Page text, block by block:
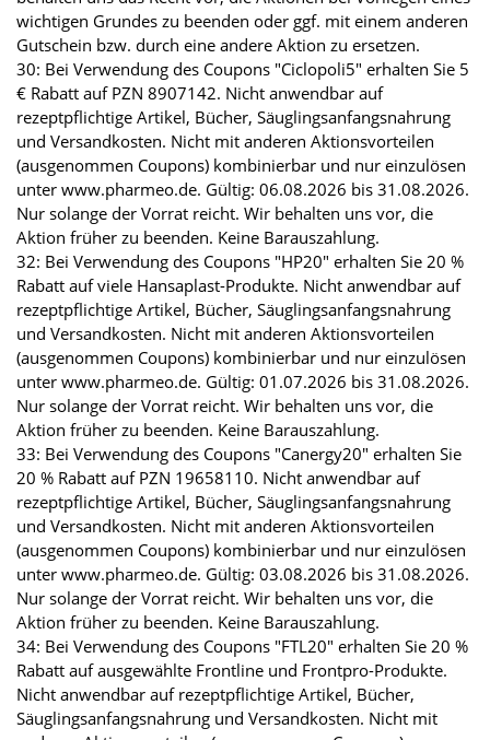
wichtigen Grundes zu beenden oder ggf. mit einem anderen
Gutschein bzw. durch eine andere Aktion zu ersetzen.
30: Bei Verwendung des Coupons "Ciclopoli5" erhalten Sie 5
€ Rabatt auf PZN 8907142. Nicht anwendbar auf
rezeptpflichtige Artikel, Bücher, Säuglingsanfangsnahrung
und Versandkosten. Nicht mit anderen Aktionsvorteilen
(ausgenommen Coupons) kombinierbar und nur einzulösen
unter www.pharmeo.de. Gültig: 06.08.2026 bis 31.08.2026.
Nur solange der Vorrat reicht. Wir behalten uns vor, die
Aktion früher zu beenden. Keine Barauszahlung.
32: Bei Verwendung des Coupons "HP20" erhalten Sie 20 %
Rabatt auf viele Hansaplast-Produkte. Nicht anwendbar auf
rezeptpflichtige Artikel, Bücher, Säuglingsanfangsnahrung
und Versandkosten. Nicht mit anderen Aktionsvorteilen
(ausgenommen Coupons) kombinierbar und nur einzulösen
unter www.pharmeo.de. Gültig: 01.07.2026 bis 31.08.2026.
Nur solange der Vorrat reicht. Wir behalten uns vor, die
Aktion früher zu beenden. Keine Barauszahlung.
33: Bei Verwendung des Coupons "Canergy20" erhalten Sie
20 % Rabatt auf PZN 19658110. Nicht anwendbar auf
rezeptpflichtige Artikel, Bücher, Säuglingsanfangsnahrung
und Versandkosten. Nicht mit anderen Aktionsvorteilen
(ausgenommen Coupons) kombinierbar und nur einzulösen
unter www.pharmeo.de. Gültig: 03.08.2026 bis 31.08.2026.
Nur solange der Vorrat reicht. Wir behalten uns vor, die
Aktion früher zu beenden. Keine Barauszahlung.
34: Bei Verwendung des Coupons "FTL20" erhalten Sie 20 %
Rabatt auf ausgewählte Frontline und Frontpro-Produkte.
Nicht anwendbar auf rezeptpflichtige Artikel, Bücher,
Säuglingsanfangsnahrung und Versandkosten. Nicht mit